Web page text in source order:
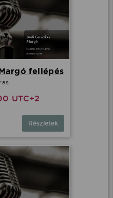
fellépés
UTC+2
Részletek